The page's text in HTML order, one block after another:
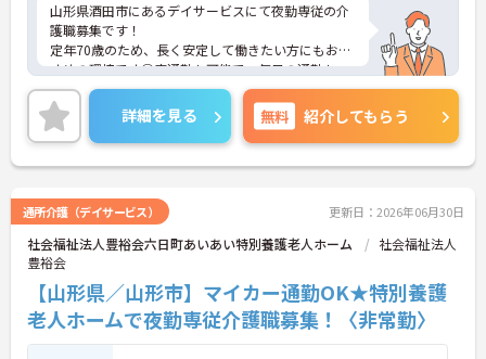
山形県酒田市にあるデイサービスにて夜勤専従の介
護職募集です！
定年70歳のため、長く安定して働きたい方にもおす
すめの環境です◎車通勤も可能で、毎日の通勤もス
ムーズ♪ご興味のある方には、面接対策ポイントな
ど、さらに詳細をご案内しますのでお気軽にご相談
ください！
詳細を見る 無料 紹介してもらう
通所介護（デイサービス） 更新日：2026年06月30日
社会福祉法人豊裕会六日町あいあい特別養護老人ホーム
社会福祉法人
豊裕会
【山形県／山形市】マイカー通勤OK★特別養護
老人ホームで夜勤専従介護職募集！〈非常勤〉